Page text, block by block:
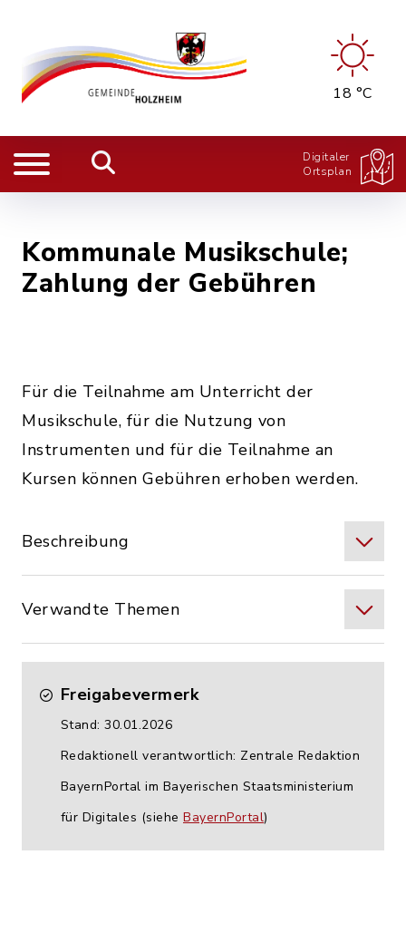
18 °C
Digitaler
Ortsplan
Kommunale Musikschule;
Zahlung der Gebühren
Für die Teilnahme am Unterricht der
Musikschule, für die Nutzung von
Instrumenten und für die Teilnahme an
Kursen können Gebühren erhoben werden.
Beschreibung
Verwandte Themen
Freigabevermerk
Stand: 30.01.2026
Redaktionell verantwortlich: Zentrale Redaktion
BayernPortal im Bayerischen Staatsministerium
für Digitales (siehe BayernPortal)